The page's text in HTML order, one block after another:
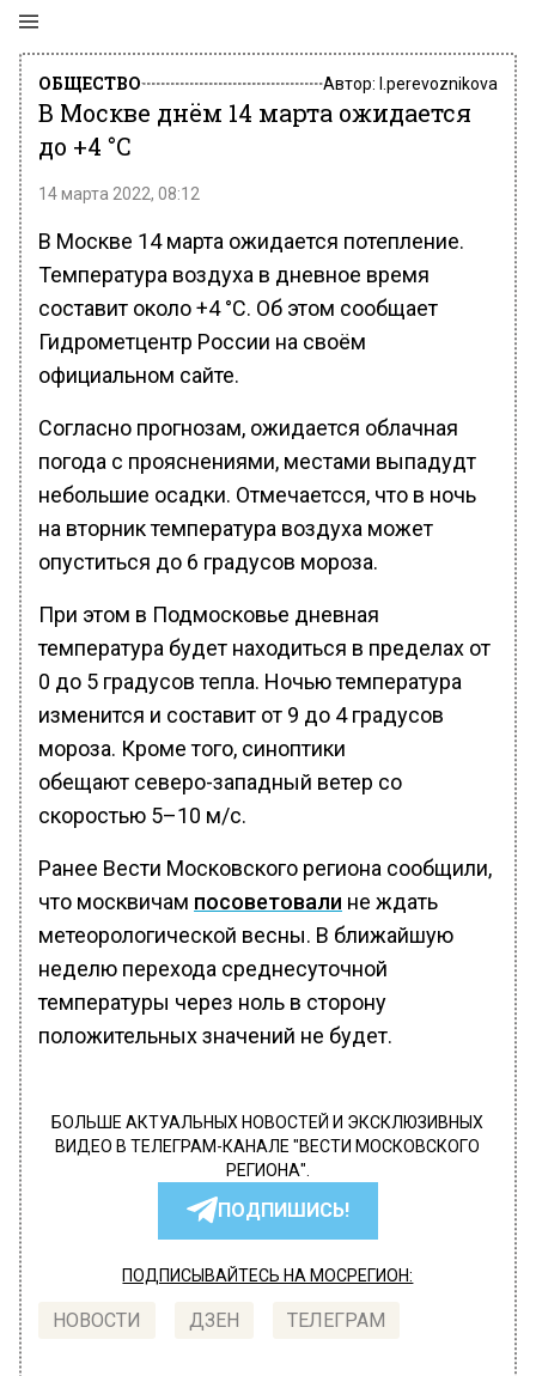
ОБЩЕСТВО Автор: l.perevoznikova
В Москве днём 14 марта ожидается
до +4 °C
14 марта 2022, 08:12
В Москве 14 марта ожидается потепление.
Температура воздуха в дневное время
составит около +4 °C. Об этом сообщает
Гидрометцентр России на своём
официальном сайте.
Согласно прогнозам, ожидается облачная
погода с прояснениями, местами выпадудт
небольшие осадки. Отмечаетсся, что в ночь
на вторник температура воздуха может
опуститься до 6 градусов мороза.
При этом в Подмосковье дневная
температура будет находиться в пределах от
0 до 5 градусов тепла. Ночью температура
изменится и составит от 9 до 4 градусов
мороза. Кроме того, синоптики
обещают северо-западный ветер со
скоростью 5–10 м/с.
Ранее Вести Московского региона сообщили,
что москвичам посоветовали не ждать
метеорологической весны. В ближайшую
неделю перехода среднесуточной
температуры через ноль в сторону
положительных значений не будет.
БОЛЬШЕ АКТУАЛЬНЫХ НОВОСТЕЙ И ЭКСКЛЮЗИВНЫХ
ВИДЕО В ТЕЛЕГРАМ-КАНАЛЕ "ВЕСТИ МОСКОВСКОГО
РЕГИОНА".
ПОДПИШИСЬ!
ПОДПИСЫВАЙТЕСЬ НА МОСРЕГИОН:
НОВОСТИ ДЗЕН ТЕЛЕГРАМ